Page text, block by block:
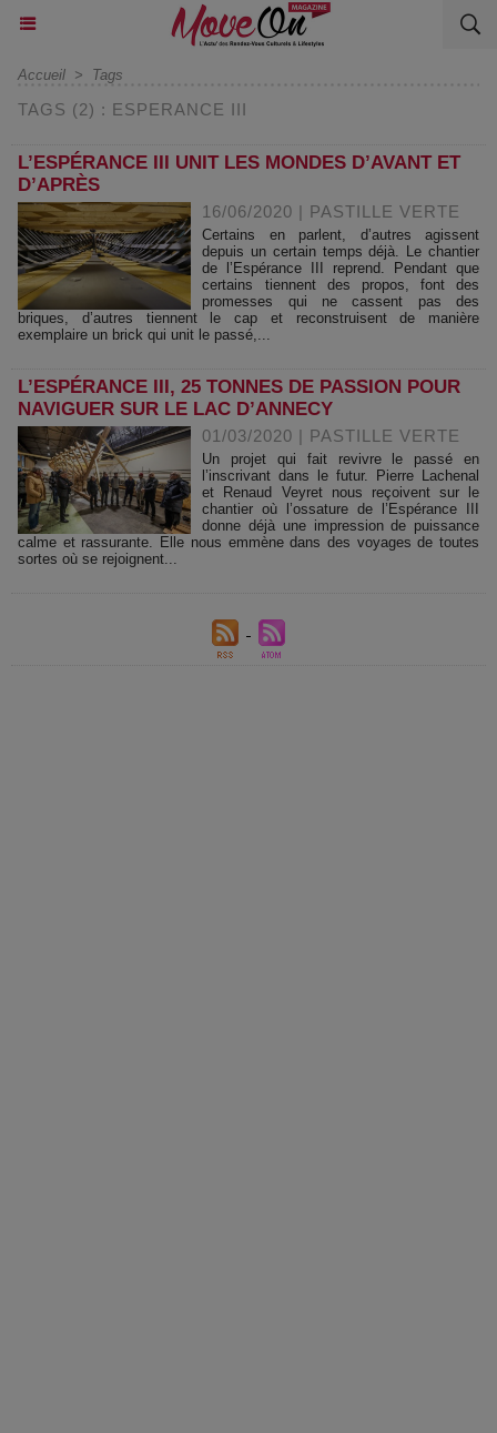
Accueil > Tags
TAGS (2) : ESPERANCE III
L’ESPÉRANCE III UNIT LES MONDES D’AVANT ET
D’APRÈS
16/06/2020 | PASTILLE VERTE
Certains en parlent, d’autres agissent
depuis un certain temps déjà. Le chantier
de l’Espérance III reprend. Pendant que
certains tiennent des propos, font des
promesses qui ne cassent pas des
briques, d’autres tiennent le cap et reconstruisent de manière
exemplaire un brick qui unit le passé,...
L’ESPÉRANCE III, 25 TONNES DE PASSION POUR
NAVIGUER SUR LE LAC D’ANNECY
01/03/2020 | PASTILLE VERTE
Un projet qui fait revivre le passé en
l’inscrivant dans le futur. Pierre Lachenal
et Renaud Veyret nous reçoivent sur le
chantier où l’ossature de l’Espérance III
donne déjà une impression de puissance
calme et rassurante. Elle nous emmène dans des voyages de toutes
sortes où se rejoignent...